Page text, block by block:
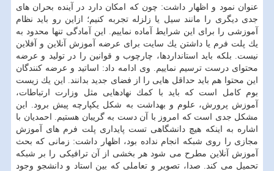
عنوان نمود و اظهار داشت: چون كه امكان دارد در آینده بحران های
جدی دیگری را مانند سیل یا زلزله تجربه كنیم؛ ازاین رو باید نظام
آموزشی را برای این شرایط آماده نماییم. این آمادگی تنها محدود به
یك پلت فرم یا داشتن یك سایت برای عرضه آموزش آنلاین و آفلاین
نیست. بلكه باید استانداردها، چارچوب و قوانین را در تولید و عرضه
محتوای درست ترسیم نماییم. وی ادامه داد: اساتید و عرضه كنندگان
این محتوا هم باید حداقل هایی را از فضای جدید بدانند. این یك زیست
بوم كامل است كه باید با كمك نهادهایی مثل وزارت ارتباطات،
آموزش پرورش، علوم و بهداشت به شكل یكپارچه پیش برود. این
مشكل جدی است كه امروز با آن دست به گریبان هستیم. احمدیان با
اشاره به اینكه هیچ دانشگاهی تست پایداری پلت فرم های آموزش
مجازی را روی شبكه انجام نداده بود، اظهار داشت: زمانی كه بحث
آموزش آنلاین مطرح می شود هر بخشی از آن ترافیكی را بر شبكه
تحمیل می كند. صدا، تصویر و تعاملی كه بین استاد و دانشجو وجود